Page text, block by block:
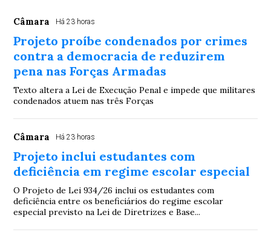
Câmara Há 23 horas
Projeto proíbe condenados por crimes
contra a democracia de reduzirem
pena nas Forças Armadas
Texto altera a Lei de Execução Penal e impede que militares
condenados atuem nas três Forças
Câmara Há 23 horas
Projeto inclui estudantes com
deficiência em regime escolar especial
O Projeto de Lei 934/26 inclui os estudantes com
deficiência entre os beneficiários do regime escolar
especial previsto na Lei de Diretrizes e Base...